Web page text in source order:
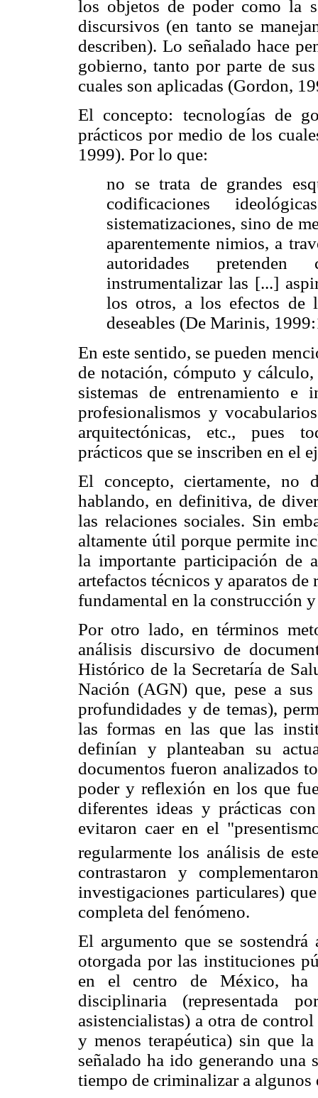
los objetos de poder como la
discursivos (en tanto se
describen). Lo señalado hace
gobierno, tanto por parte de
cuales son aplicadas (Gordon,
El concepto: tecnologías de
prácticos por medio de los
1999). Por lo que:
no se trata de grandes
codificaciones
sistematizaciones, sino de
aparentemente nimios, a
autoridades
instrumentalizar las [...]
los otros, a los efectos de
deseables (De Marinis,
En este sentido, se pueden
de notación, cómputo y
sistemas de entrenamiento e
profesionalismos y
arquitectónicas, etc., pues
prácticos que se inscriben en el
El concepto, ciertamente, no
hablando, en definitiva, de
las relaciones sociales. Sin
altamente útil porque permite
la importante participación de
artefactos técnicos y aparatos
fundamental en la construcción
Por otro lado, en términos
análisis discursivo de
Histórico de la Secretaría de
Nación (AGN) que, pese a sus
profundidades y de temas),
las formas en las que las
definían y planteaban su
documentos fueron analizados
poder y reflexión en los que
diferentes ideas y prácticas
evitaron caer en el
regularmente los análisis de
contrastaron y
investigaciones particulares)
completa del fenómeno.
El argumento que se
otorgada por las instituciones
en el centro de México, ha
disciplinaria (representada
asistencialistas) a otra de
y menos terapéutica) sin que
señalado ha ido generando una
tiempo de criminalizar a algunos